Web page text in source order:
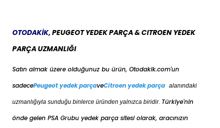
OTODAKİK, PEUGEOT YEDEK PARÇA & CITROEN YEDEK
PARÇA UZMANLIĞI
Satın almak üzere olduğunuz bu ürün, Otodakik.com'un
sadecePeugeot yedek parçaveCitroen yedek parça alanındaki
uzmanlığıyla sunduğu binlerce üründen yalnızca biridir. Türkiye'nin
önde gelen PSA Grubu yedek parça sitesi olarak, aracınızın